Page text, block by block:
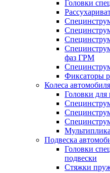
Головки
фаз ГРМ
Фиксаторы
Колеса автомобиля
Головки для
Подвеска
Головки
подвески
Стяжки